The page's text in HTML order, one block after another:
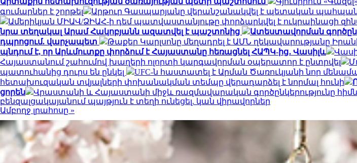
գումարներ է շորթել
Արթուր Գասպարյանը վերանշանակվել է պետական
Ամերիկյան ՄԻԱՎ/ՁԻԱՀ-ի դեմ պատվաստանյութը փորձարկվել է ուկրաինացի
նրա տեղակալ Արամ Հակոբյանն ազատվել է պաշտոնից
Ատեստավորման
դպրոցում. վարչապետ
Թաքեր Կարլսոնը մեղադրել է ԱՄՆ ղեկավարությանը
պնդում է, որ Արևմուտքը փորձում է Հայաստանը հեռացնել ՀԱՊԿ-ից․ Վասիլև
Հայաստանում շահումով խաղերի ոլորտի կարգավորման օպերատոր է ընտրվել
պատուհանից դուրս են ընկել
UFC-ն հաստատել է Արման Ծառուկյանի նոր
հետախուզական տվյալների փոխանակման տեմպը վերադարձել է նորմալ հունի
ցորեն
Վրաստանի և Հայաստանի միջև ռազմավարական գործընկերությունը
բենզալցակայանում պայթյուն է տեղի ունեցել. կան վիրավորներ
Ամբողջ լրահոսը »